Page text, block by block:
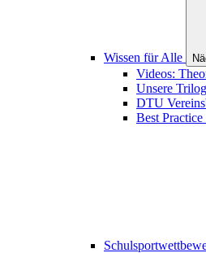
Wissen für Alle
Videos:
Unsere
DTU
Best